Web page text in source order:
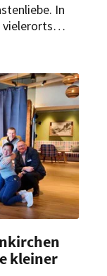
In
vielerorts
kleiner